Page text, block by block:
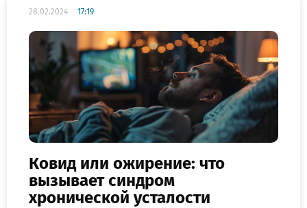
28.02.2024 17:19
Ковид или ожирение: что
вызывает синдром
хронической усталости